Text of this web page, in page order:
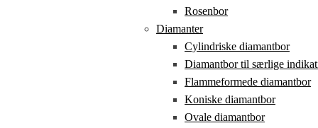
Rosenbor
Diamanter
Cylindriske diamantbor
Diamantbor til særlige
Flammeformede diamantbor
Koniske diamantbor
Ovale diamantbor